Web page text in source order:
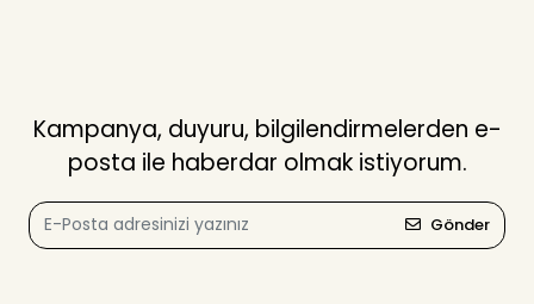
Kampanya, duyuru, bilgilendirmelerden e-
posta ile haberdar olmak istiyorum.
Gönder